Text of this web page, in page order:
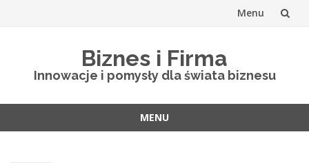
Menu
Biznes i Firma
Innowacje i pomysły dla świata biznesu
MENU